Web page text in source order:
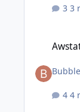
3
Bubble
4